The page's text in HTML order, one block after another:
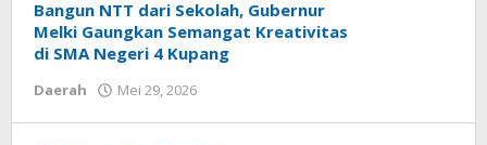
Bangun NTT dari Sekolah, Gubernur
Melki Gaungkan Semangat Kreativitas
di SMA Negeri 4 Kupang
Daerah Mei 29, 2026
Tu@mes